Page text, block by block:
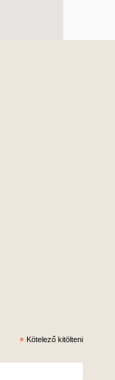
* Kötelező kitölteni